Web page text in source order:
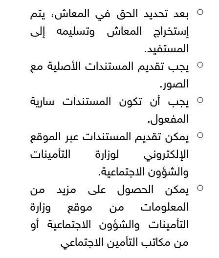
بعد تحديد الحق في المعاش، يتم
إستخراج المعاش وتسليمه إلى
المستفيد.
يجب تقديم المستندات الأصلية مع
الصور.
يجب أن تكون المستندات سارية
المفعول.
يمكن تقديم المستندات عبر الموقع
الإلكتروني لوزارة التأمينات
والشؤون الاجتماعية.
يمكن الحصول على مزيد من
المعلومات من موقع وزارة
التأمينات والشؤون الاجتماعية أو
من مكاتب التأمين الاجتماعي